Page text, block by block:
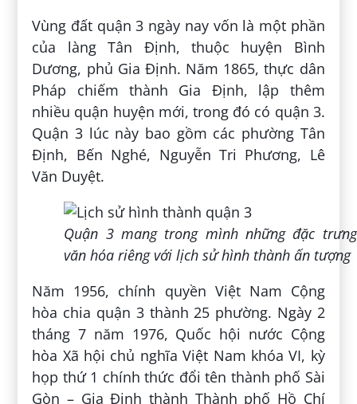
Vùng đất quận 3 ngày nay vốn là một phần
của làng Tân Định, thuộc huyện Bình
Dương, phủ Gia Định. Năm 1865, thực dân
Pháp chiếm thành Gia Định, lập thêm
nhiều quận huyện mới, trong đó có quận 3.
Quận 3 lúc này bao gồm các phường Tân
Định, Bến Nghé, Nguyễn Tri Phương, Lê
Văn Duyệt.
Quận 3 mang trong mình những đặc trưng
văn hóa riêng với lịch sử hình thành ấn tượng
Năm 1956, chính quyền Việt Nam Cộng
hòa chia quận 3 thành 25 phường. Ngày 2
tháng 7 năm 1976, Quốc hội nước Cộng
hòa Xã hội chủ nghĩa Việt Nam khóa VI, kỳ
họp thứ 1 chính thức đổi tên thành phố Sài
Gòn – Gia Định thành Thành phố Hồ Chí